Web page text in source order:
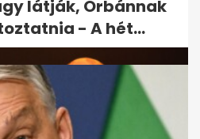
látják, Orbánnak
- A hét...